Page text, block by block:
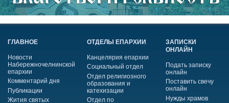
ГЛАВНОЕ
Новости
Набережночелнинской
епархии
Комментарий дня
Публикации
Жития святых
ОТДЕЛЫ ЕПАРХИИ
Канцелярия епархии
Социальный отдел
Отдел религиозного
образования и
катехизации
Отдел по
ЗАПИСКИ
ОНЛАЙН
Подать записку
онлайн
Поставить свечу
онлайн
Нужды храмов